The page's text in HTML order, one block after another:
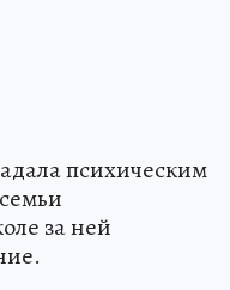
психическим
за ней